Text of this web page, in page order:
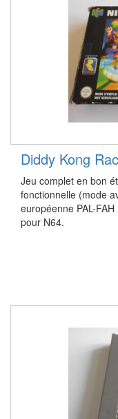
Diddy Kong
Jeu complet en bon
fonctionnelle (mode
européenne PAL-
pour N64.